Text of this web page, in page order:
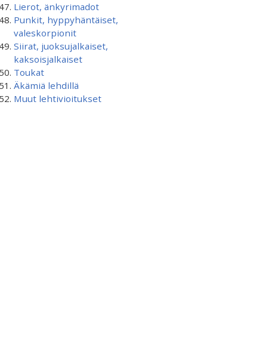
Lierot, änkyrimadot
Punkit, hyppyhäntäiset,
valeskorpionit
Siirat, juoksujalkaiset,
kaksoisjalkaiset
Toukat
Äkämiä lehdillä
Muut lehtivioitukset